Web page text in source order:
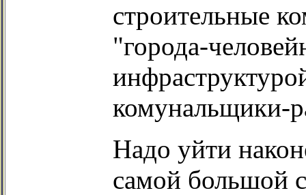
строительные
"города-
комунальщики-
Надо уйти
самой большой